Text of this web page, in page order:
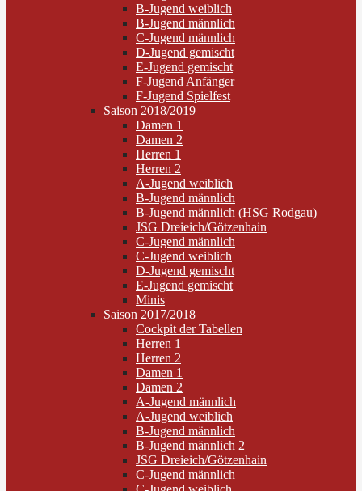
B-Jugend weiblich
B-Jugend männlich
C-Jugend männlich
D-Jugend gemischt
E-Jugend gemischt
F-Jugend Anfänger
F-Jugend Spielfest
Saison 2018/2019
Damen 1
Damen 2
Herren 1
Herren 2
A-Jugend weiblich
B-Jugend männlich
B-Jugend männlich (HSG Rodgau)
JSG Dreieich/Götzenhain
C-Jugend männlich
C-Jugend weiblich
D-Jugend gemischt
E-Jugend gemischt
Minis
Saison 2017/2018
Cockpit der Tabellen
Herren 1
Herren 2
Damen 1
Damen 2
A-Jugend männlich
A-Jugend weiblich
B-Jugend männlich
B-Jugend männlich 2
JSG Dreieich/Götzenhain
C-Jugend männlich